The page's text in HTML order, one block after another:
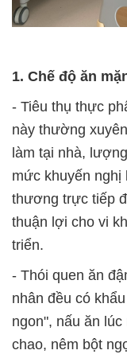
1. Chế độ ăn
- Tiêu thụ thực
này thường
làm tại nhà,
mức khuyến nghị
thương trực tiếp
thuận lợi cho vi
triển.
- Thói quen ăn
nhân đều có
ngon", nấu ăn
chao, nêm bột